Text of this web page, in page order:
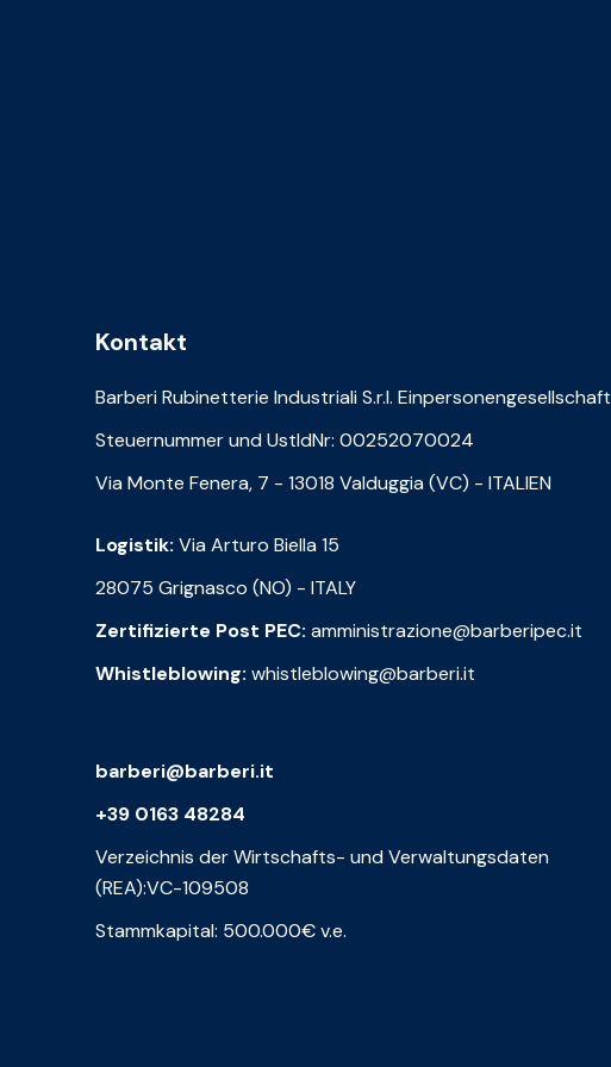
Kontakt
Barberi Rubinetterie Industriali S.r.l. Einpersonengesellschaft
Steuernummer und UstIdNr: 00252070024
Via Monte Fenera, 7 - 13018 Valduggia (VC) - ITALIEN
Logistik: Via Arturo Biella 15
28075 Grignasco (NO) - ITALY
Zertifizierte Post PEC: amministrazione@barberipec.it
Whistleblowing: whistleblowing@barberi.it
barberi@barberi.it
+39 0163 48284
Verzeichnis der Wirtschafts- und Verwaltungsdaten
(REA):VC-109508
Stammkapital: 500.000€ v.e.